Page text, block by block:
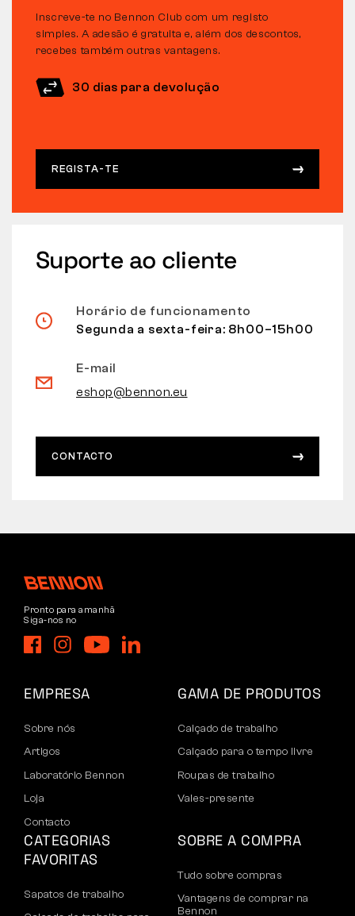
Inscreve-te no Bennon Club com um registo
simples. A adesão é gratuita e, além dos descontos,
recebes também outras vantagens.
30 dias para devolução
REGISTA-TE
Suporte ao cliente
Horário de funcionamento
Segunda a sexta-feira: 8h00–15h00
E-mail
eshop@bennon.eu
CONTACTO
Pronto para amanhã
Siga-nos no
EMPRESA
Sobre nós
Artigos
Laboratório Bennon
Loja
Contacto
GAMA DE PRODUTOS
Calçado de trabalho
Calçado para o tempo livre
Roupas de trabalho
Vales-presente
CATEGORIAS
FAVORITAS
Sapatos de trabalho
SOBRE A COMPRA
Tudo sobre compras
Vantagens de comprar na
Bennon